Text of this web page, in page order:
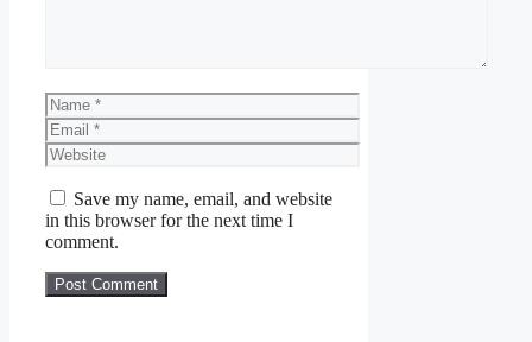
Save my name, email, and website
in this browser for the next time I
comment.